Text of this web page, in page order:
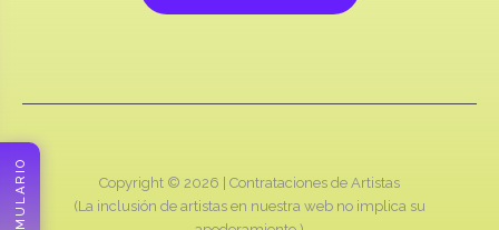
Copyright © 2026 | Contrataciones de Artistas
(La inclusión de artistas en nuestra web no implica su
FORMULARIO